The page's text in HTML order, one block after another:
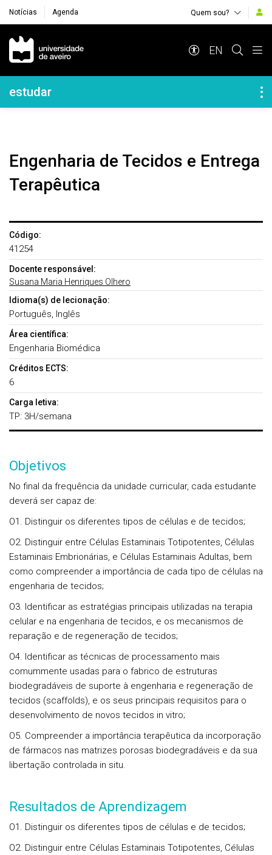
Notícias Agenda Quem sou?
Navegação Principal
EN
Navegação Lateral
estudar
Engenharia de Tecidos e Entrega
Terapêutica
Código:
41254
Docente responsável:
Susana Maria Henriques Olhero
Idioma(s) de lecionação:
Português, Inglês
Área científica:
Engenharia Biomédica
Créditos ECTS:
6
Carga letiva:
TP: 3H/semana
Objetivos
No final da frequência da unidade curricular, cada estudante
deverá ser capaz de:
O1. Distinguir os diferentes tipos de células e de tecidos;
O2. Distinguir entre Células Estaminais Totipotentes, Células
Estaminais Embrionárias, e Células Estaminais Adultas, bem
como compreender a importância de cada tipo de células na
engenharia de tecidos;
O3. Identificar as estratégias principais utilizadas na terapia
celular e na engenharia de tecidos, e os mecanismos de
reparação e de regeneração de tecidos;
O4. Identificar as técnicas de processamento mais
comummente usadas para o fabrico de estruturas
biodegradáveis de suporte à engenharia e regeneração de
tecidos (scaffolds), e os seus principais requisitos para o
desenvolvimento de novos tecidos in vitro;
O5. Compreender a importância terapêutica da incorporação
de fármacos nas matrizes porosas biodegradáveis e da sua
libertação controlada in situ.
Resultados de Aprendizagem
O1. Distinguir os diferentes tipos de células e de tecidos;
O2. Distinguir entre Células Estaminais Totipotentes, Células